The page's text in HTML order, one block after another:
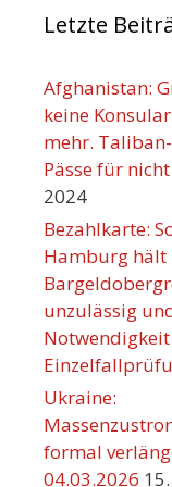
Letzte
Afghanistan:
keine
mehr.
Pässe für
2024
Bezahlkarte:
Hamburg hält
unzulässig
Ukraine:
formal
04.03.2026